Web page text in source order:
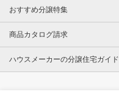
おすすめ分譲特集
商品カタログ請求
ハウスメーカーの分譲住宅ガイド